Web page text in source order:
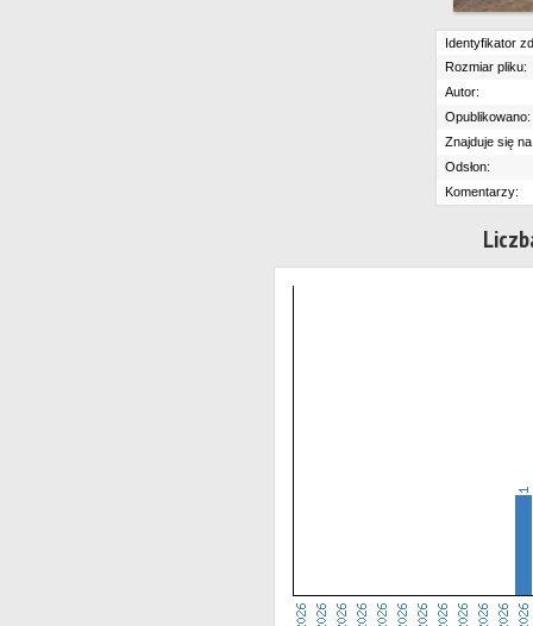
Identyfikator
Rozmiar pliku:
Autor:
Opublikowano:
Znajduje się
Odsłon:
Komentarzy: